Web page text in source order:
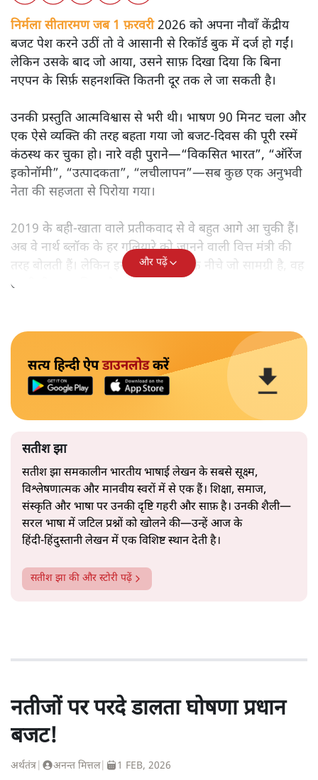
निर्मला सीतारमण जब 1 फ़रवरी2026 को अपना नौवाँ केंद्रीय
बजट पेश करने उठीं तो वे आसानी से रिकॉर्ड बुक में दर्ज हो गईं।
लेकिन उसके बाद जो आया, उसने साफ़ दिखा दिया कि बिना
नएपन के सिर्फ़ सहनशक्ति कितनी दूर तक ले जा सकती है।
उनकी प्रस्तुति आत्मविश्वास से भरी थी। भाषण 90 मिनट चला और
एक ऐसे व्यक्ति की तरह बहता गया जो बजट‑दिवस की पूरी रस्में
कंठस्थ कर चुका हो। नारे वही पुराने—“विकसित भारत”, “ऑरेंज
इकोनॉमी”, “उत्पादकता”, “लचीलापन”—सब कुछ एक अनुभवी
नेता की सहजता से पिरोया गया।
2019 के बही‑खाता वाले प्रतीकवाद से वे बहुत आगे आ चुकी हैं।
अब वे नार्थ ब्लॉक के हर गलियारे को जानने वाली वित्त मंत्री की
तरह बोलती हैं। लेकिन इस आत्मविश्वास के नीचे जो सामग्री है, वह
उतनी ही अनुमानित और दोहराव भरी।
और पढ़ें
सत्य हिन्दी ऐपडाउनलोडकरें
सतीश झा
सतीश झा समकालीन भारतीय भाषाई लेखन के सबसे सूक्ष्म,
विश्लेषणात्मक और मानवीय स्वरों में से एक हैं। शिक्षा, समाज,
संस्कृति और भाषा पर उनकी दृष्टि गहरी और साफ़ है। उनकी शैली—
सरल भाषा में जटिल प्रश्नों को खोलने की—उन्हें आज के
हिंदी‑हिंदुस्तानी लेखन में एक विशिष्ट स्थान देती है।
सतीश झा की और स्टोरी पढ़ें
नतीजों पर परदे डालता घोषणा प्रधान
बजट!
अर्थतंत्र अनन्त मित्तल| 1 FEB, 2026